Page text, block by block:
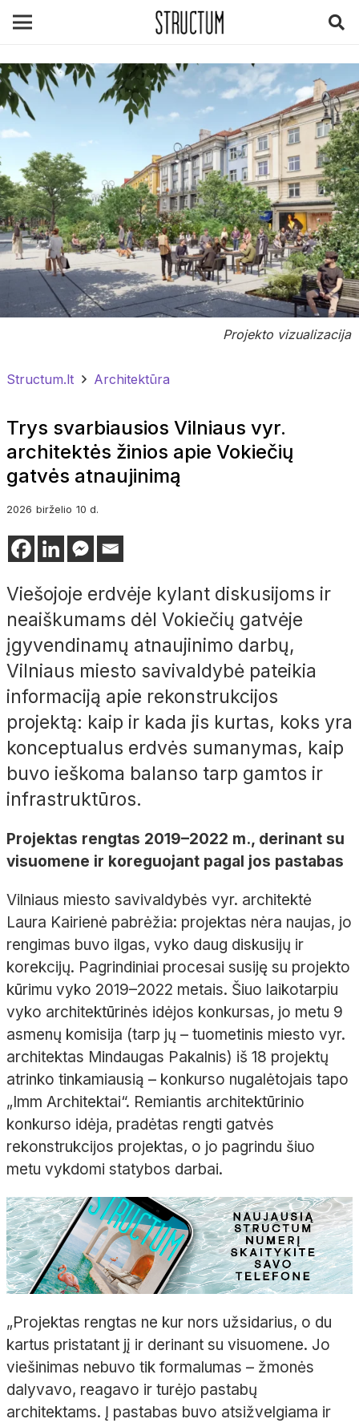
Projekto vizualizacija
Structum.lt Architektūra
Trys svarbiausios Vilniaus vyr.
architektės žinios apie Vokiečių
gatvės atnaujinimą
2026 birželio 10 d.
Viešojoje erdvėje kylant diskusijoms ir
neaiškumams dėl Vokiečių gatvėje
įgyvendinamų atnaujinimo darbų,
Vilniaus miesto savivaldybė pateikia
informaciją apie rekonstrukcijos
projektą: kaip ir kada jis kurtas, koks yra
konceptualus erdvės sumanymas, kaip
buvo ieškoma balanso tarp gamtos ir
infrastruktūros.
Projektas rengtas 2019–2022 m., derinant su
visuomene ir koreguojant pagal jos pastabas
Vilniaus miesto savivaldybės vyr. architektė
Laura Kairienė pabrėžia: projektas nėra naujas, jo
rengimas buvo ilgas, vyko daug diskusijų ir
korekcijų. Pagrindiniai procesai susiję su projekto
kūrimu vyko 2019–2022 metais. Šiuo laikotarpiu
vyko architektūrinės idėjos konkursas, jo metu 9
asmenų komisija (tarp jų – tuometinis miesto vyr.
architektas Mindaugas Pakalnis) iš 18 projektų
atrinko tinkamiausią – konkurso nugalėtojais tapo
„Imm Architektai“. Remiantis architektūrinio
konkurso idėja, pradėtas rengti gatvės
rekonstrukcijos projektas, o jo pagrindu šiuo
metu vykdomi statybos darbai.
„Projektas rengtas ne kur nors užsidarius, o du
kartus pristatant jį ir derinant su visuomene. Jo
viešinimas nebuvo tik formalumas – žmonės
dalyvavo, reagavo ir turėjo pastabų
architektams. Į pastabas buvo atsižvelgiama ir